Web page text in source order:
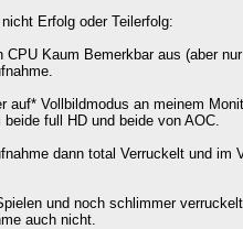
Erfolg oder Teilerfolg:
Kaum Bemerkbar aus (aber
Vollbildmodus an meinem
full HD und beide von AOC.
dann total Verruckelt und im
und noch schlimmer
auch nicht.